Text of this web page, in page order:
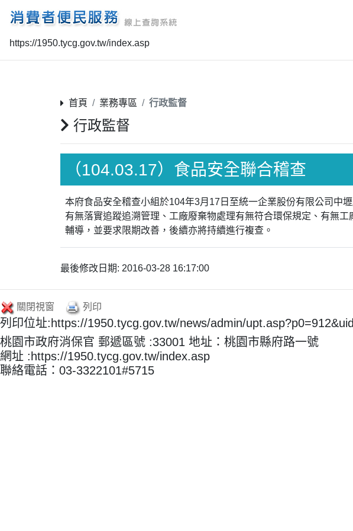
https://1950.tycg.gov.tw/index.asp
首頁 業務專區 行政監督
行政監督
（104.03.17）食品安全聯合稽查
本府食品安全稽查小組於104年3月17日至統一企業股份有限公司中
有無落實追蹤追溯管理、工廠廢棄物處理有無符合環保規定、有無
輔導，並要求限期改善，後續亦將持續進行複查。
最後修改日期: 2016-03-28 16:17:00
關閉視窗 列印
列印位址:https://1950.tycg.gov.tw/news/admin/
桃園市政府消保官 郵遞區號 :33001 地址：桃園市縣府路一號
網址 :https://1950.tycg.gov.tw/index.asp
聯絡電話：03-3322101#5715